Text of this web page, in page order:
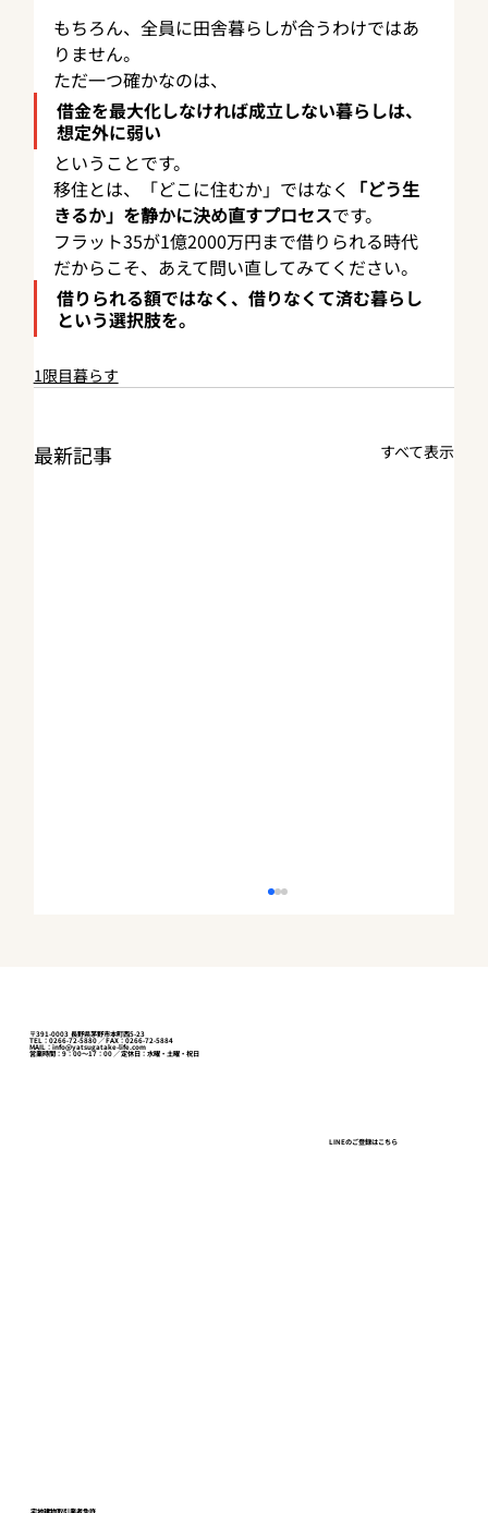
もちろん、全員に田舎暮らしが合うわけではあ
りません。
ただ一つ確かなのは、
借金を最大化しなければ成立しない暮らしは、
想定外に弱い
ということです。
移住とは、「どこに住むか」ではなく 「どう生
きるか」を静かに決め直すプロセスです。
フラット35が1億2000万円まで借りられる時代
だからこそ、あえて問い直してみてください。
借りられる額ではなく、 借りなくて済む暮らし
という選択肢を。
1限目暮らす
最新記事 すべて表示
切ったばかりの赤松～松の香りが漂う～
宅地建物取引業者免許
〒391-0003 長野県茅野市本町西5-23
TEL：0266-72-5880 ／ FAX：0266-72-5884
MAIL：info@yatsugatake-life.com
営業時間：9：00～17：00 ／ 定休日：水曜・土曜・祝日
LINEのご登録はこちら